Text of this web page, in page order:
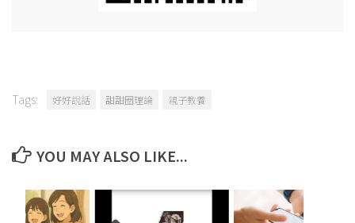
Tags: 好好說話 甜甜圈理論 親子教養
YOU MAY ALSO LIKE...